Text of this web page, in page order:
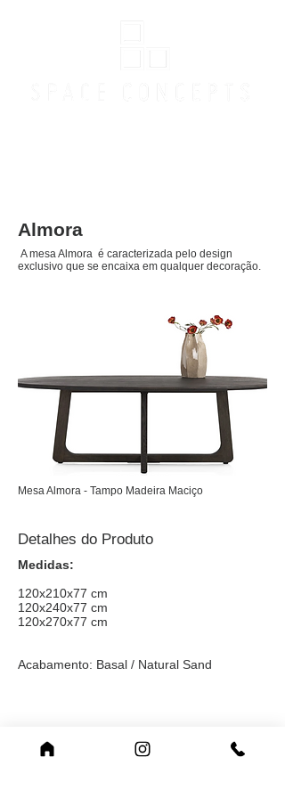
Almora
A mesa Almora é caracterizada pelo design
exclusivo que se encaixa em qualquer decoração.
Mesa Almora - Tampo Madeira Maciço
Detalhes do Produto
Medidas:
120x210x77 cm
120x240x77 cm
120x270x77 cm
Acabamento: Basal / Natural Sand